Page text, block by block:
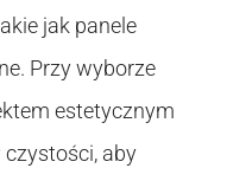
jak panele
Przy wyborze
estetycznym
aby